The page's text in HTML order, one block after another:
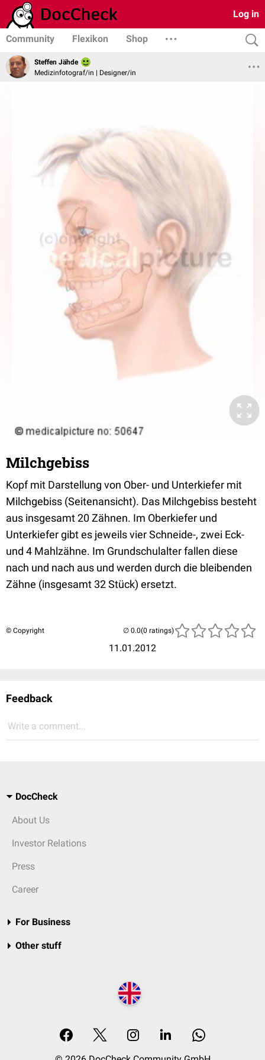
Log in
Community Flexikon Shop
Steffen Jähde
Medizinfotograf/in | Designer/in
Milchgebiss
Kopf mit Darstellung von Ober- und Unterkiefer mit
Milchgebiss (Seitenansicht). Das Milchgebiss besteht
aus insgesamt 20 Zähnen. Im Oberkiefer und
Unterkiefer gibt es jeweils vier Schneide-, zwei Eck-
und 4 Mahlzähne. Im Grundschulalter fallen diese
nach und nach aus und werden durch die bleibenden
Zähne (insgesamt 32 Stück) ersetzt.
© Copyright
11.01.2012
(0 ratings)
Feedback
Write a comment...
DocCheck
About Us
Investor Relations
Press
Career
For Business
Other stuff